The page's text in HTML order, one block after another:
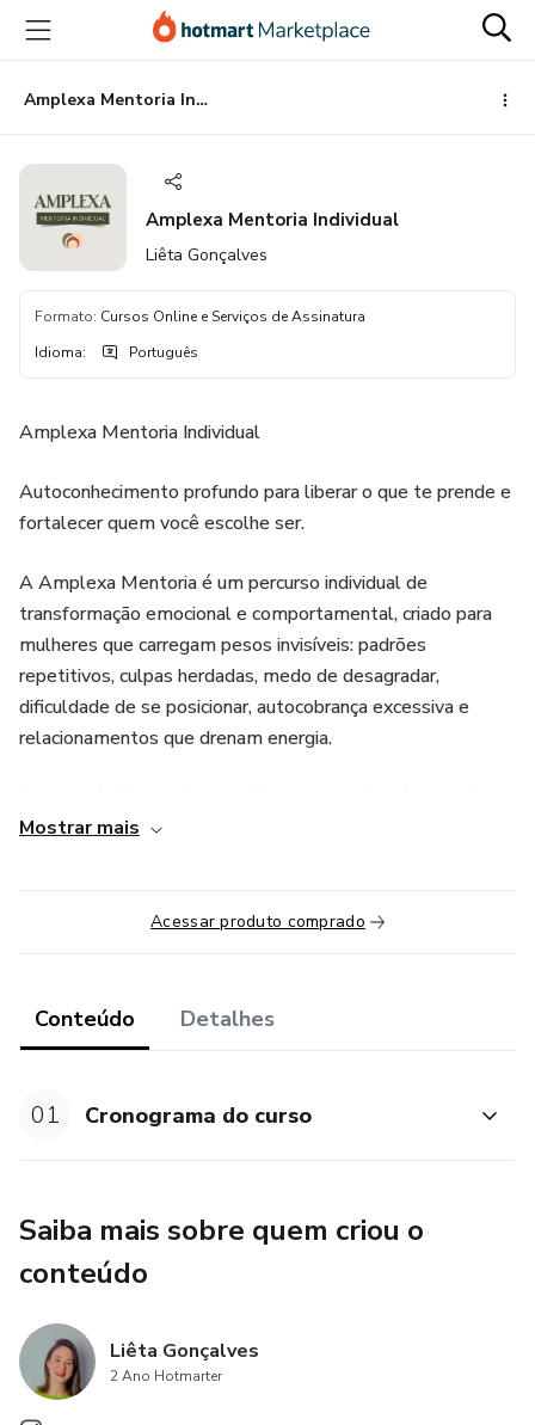
para
conteúdo
principal
para
pagamento
para
rodapé
Amplexa Mentoria Individual
Amplexa Mentoria Individual
Liêta Gonçalves
Formato: Cursos Online e Serviços de Assinatura
Idioma: Português
Amplexa Mentoria Individual
Autoconhecimento profundo para liberar o que te prende e
fortalecer quem você escolhe ser.
A Amplexa Mentoria é um percurso individual de
transformação emocional e comportamental, criado para
mulheres que carregam pesos invisíveis: padrões
repetitivos, culpas herdadas, medo de desagradar,
dificuldade de se posicionar, autocobrança excessiva e
relacionamentos que drenam energia.
enxergar suas raízes, identificar dinâmicas familiares
escolhas, autoestima, relacionamentos, dinheiro e
comportamental e coaching sistêmico, você será conduzida
a:
✅ reconhecer padrões emocionais que vêm do seu sistema
✅ desamarrar lealdades inconscientes
✅ fortalecer limites saudáveis e autonomia
✅ ressignificar a relação com sua história
✅ reorganizar forças internas para prosperar
Nesta mentoria, você recupera o lugar certo na sua vida:
Mostrar mais
Acessar produto comprado
Conteúdo Detalhes
01 Cronograma do curso
Saiba mais sobre quem criou o
conteúdo
Liêta Gonçalves
2 Ano Hotmarter